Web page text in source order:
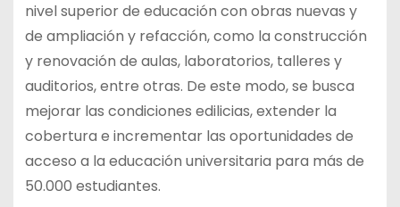
nivel superior de educación con obras nuevas y
de ampliación y refacción, como la construcción
y renovación de aulas, laboratorios, talleres y
auditorios, entre otras. De este modo, se busca
mejorar las condiciones edilicias, extender la
cobertura e incrementar las oportunidades de
acceso a la educación universitaria para más de
50.000 estudiantes.